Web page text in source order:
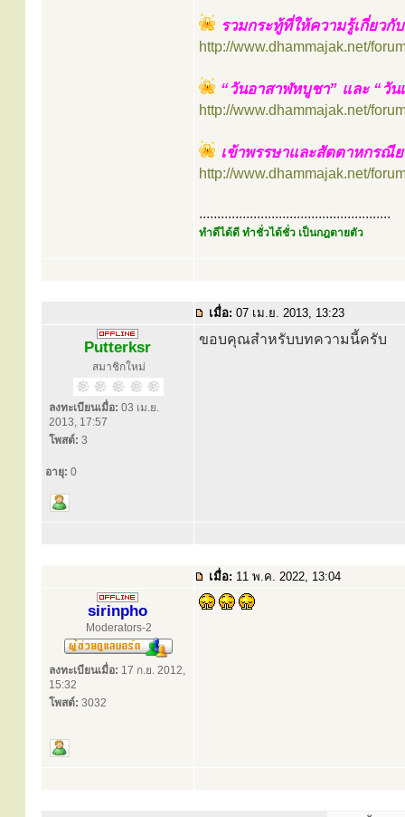
รวมกระทู้ที่ให้ความรู้เกี่ยวกั
http://www.dhammajak.net/
“วันอาสาฬหบูชา” และ “วัน
http://www.dhammajak.net/
เข้าพรรษาและสัตตาหกรณี
http://www.dhammajak.net/
.....................................................
ทำดีได้ดี ทำชั่วได้ชั่ว เป็นกฎตายตัว
เมื่อ: 07 เม.ย. 2013, 13:23
Putterksr
สมาชิกใหม่
ลงทะเบียนเมื่อ: 03 เม.ย.
2013, 17:57
โพสต์: 3
อายุ: 0
ขอบคุณสำหรับบทความนี้ครับ
เมื่อ: 11 พ.ค. 2022, 13:04
sirinpho
Moderators-2
ลงทะเบียนเมื่อ: 17 ก.ย. 2012,
15:32
โพสต์: 3032